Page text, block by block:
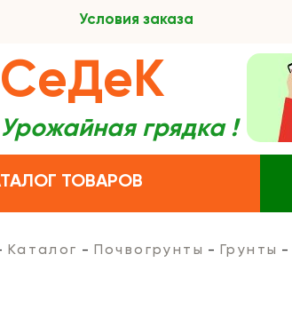
Условия заказа
ТОВАРОВ
СеДеК
Урожайная грядка !
Каталог Почвогрунты Грунты